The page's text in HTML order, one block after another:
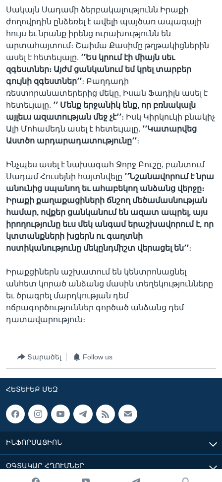
Սակայն Սադամի ձերբակալությունն Իրաքի
ժողովրդին ընձեռել է ավելի պայծառ ապագայի
հույս եւ նրանք իրենց ուրախությունն են
արտահայտում։ Շաիմա Քասիմը թղթակիցներին
ասել է հետեւյալը. ՚՚Ես կրում էի միայն սեւ
զգեստներ։ Այժմ ցանկանում եմ կրել տարբեր
գույնի զգեստներ՚՚։ Բաղդադի
ռեստորանատերերից մեկը, Իսան Ֆադիլն ասել է
հետեւյալը. ՚՚ Մենք երջանիկ ենք, որ բռնակալն
այլեւս ազատության մեջ չէ՚՚։ Իսկ Կիրկուկի բնակիչ
Ալի Մոհամեդն ասել է հետեւյալը. ՚՚Կատարվեց
Աստծո արդարադատությունը՚՚։
Ինչպես ասել է նախագահ Ջորջ Բուշը, բանտում
Սադամ Հուսեյնի հայտնվելը ՚՚Նշանավորում է նրա
անունից սպանող եւ ահաբեկող անձանց վերջը։
Իրաքի քաղաքացիների ճնշող մեծամասնության
համար, ովքեր ցանկանում են ազատ ապրել, այս
իրողությունը եւս մեկ անգամ երաշխավորում է, որ
կտտանքների խցերն ու գաղտնի
ոստիկանությունը մեկընդմիշտ վերացել են՚՚։
Իրաքցիներն աշխատում են կենտրոնացնել
անհետ կորած անձանց մասին տեղեկությունները
եւ ծրագրել մարդկության դեմ
ոճրագործություններ գործած անձանց դեմ
դատավարություն։
Տարածել Follow us
ՀԵՏԵՒԵՔ ՄԵԶ
ԻՆՖՈՐՄԱՑԻՈՆ
ՕԳՏԱԿԱՐ ՀՂՈՒՄՆԵՐ